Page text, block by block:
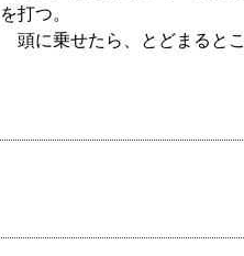
を打つ。
頭に乗せたら、とどまると